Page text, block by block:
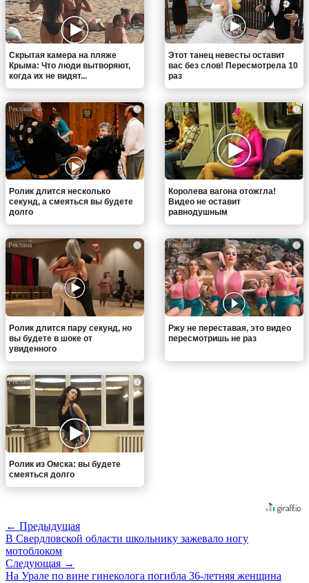
Скрытая камера на пляже
Крыма: Что люди вытворяют,
когда их не видят...
Этот танец невесты оставит
вас без слов! Пересмотрела 10
раз
i
Ролик длится несколько
секунд, а смеяться вы будете
долго
i
Королева вагона отожгла!
Видео не оставит
равнодушным
i
Ролик длится пару секунд, но
вы будете в шоке от
увиденного
i
Ржу не переставая, это видео
пересмотришь не раз
i
Ролик из Омска: вы будете
смеяться долго
← Предыдущая
В Свердловской области школьнику зажевало ногу
мотоблоком
Следующая →
На Урале по вине гинеколога погибла 36-летняя женщина